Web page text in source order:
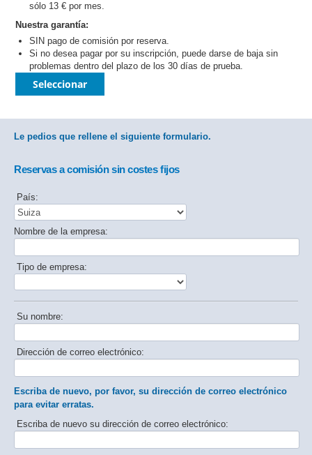
sólo 13 € por mes.
Nuestra garantía:
SIN pago de comisión por reserva.
Si no desea pagar por su inscripción, puede darse de baja sin
problemas dentro del plazo de los 30 días de prueba.
Seleccionar
Le pedios que rellene el siguiente formulario.
Reservas a comisión sin costes fijos
País:
Nombre de la empresa:
Tipo de empresa:
Su nombre:
Dirección de correo electrónico:
Escriba de nuevo, por favor, su dirección de correo electrónico
para evitar erratas.
Escriba de nuevo su dirección de correo electrónico: